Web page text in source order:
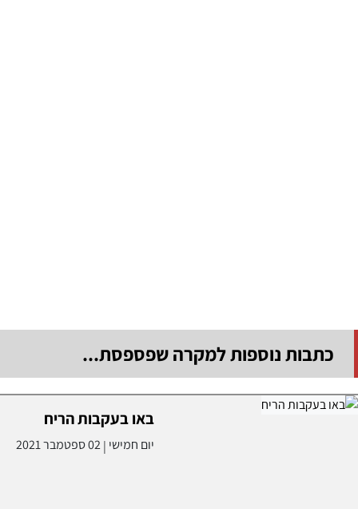
כתבות נוספות למקרה שפספסת...
באו בעקבות הריח
יום חמישי |02 ספטמבר 2021